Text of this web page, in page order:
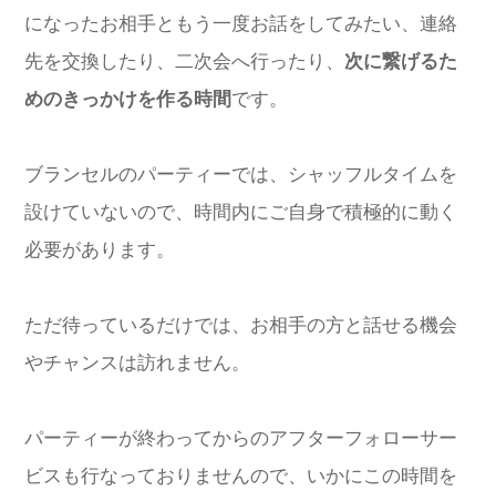
になったお相手ともう一度お話をしてみたい、連絡
先を交換したり、二次会へ行ったり、 次に繋げるた
めのきっかけを作る時間です。
ブランセルのパーティーでは、シャッフルタイムを
設けていないので、時間内にご自身で積極的に動く
必要があります。
ただ待っているだけでは、お相手の方と話せる機会
やチャンスは訪れません。
パーティーが終わってからのアフターフォローサー
ビスも行なっておりませんので、いかにこの時間を